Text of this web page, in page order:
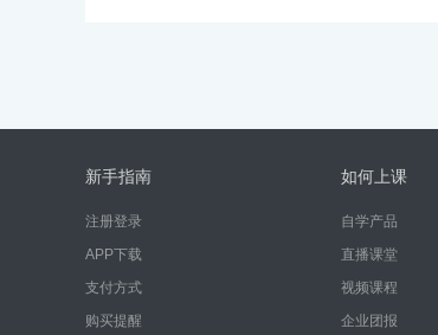
新手指南
注册登录
APP下载
支付方式
购买提醒
如何上课
自学产品
直播课堂
视频课程
企业团报